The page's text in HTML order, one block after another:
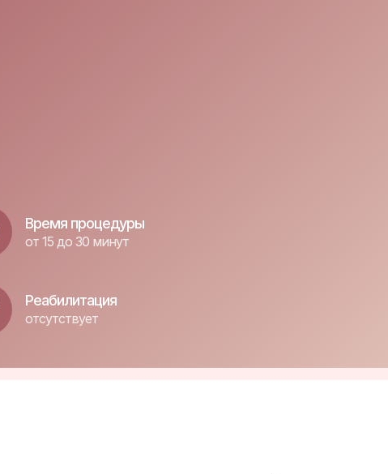
Время процедуры
Реабилитация
от 15 до 30 минут
отсутствует